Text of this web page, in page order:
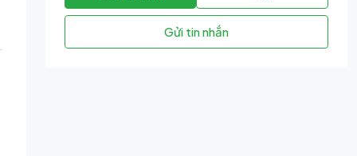
Gửi tin nhắn